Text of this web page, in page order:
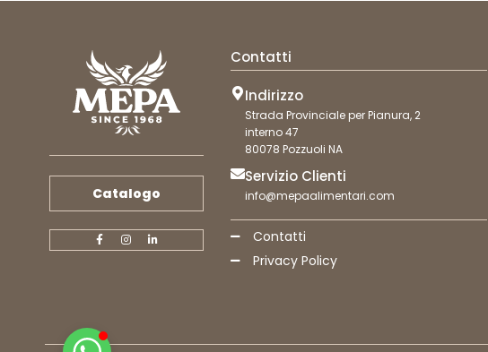
Catalogo
Contatti
Indirizzo
Strada Provinciale per Pianura, 2
interno 47
80078 Pozzuoli NA
Servizio Clienti
info@mepaalimentari.com
Contatti
Privacy Policy